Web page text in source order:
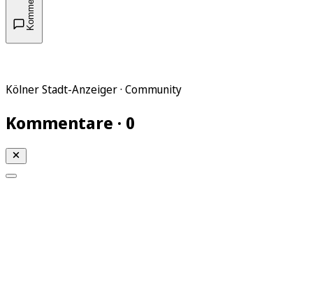
Kölner Stadt-Anzeiger · Community
Kommentare · 0